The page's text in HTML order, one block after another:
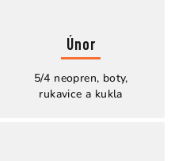
Únor
5/4 neopren, boty,
rukavice a kukla